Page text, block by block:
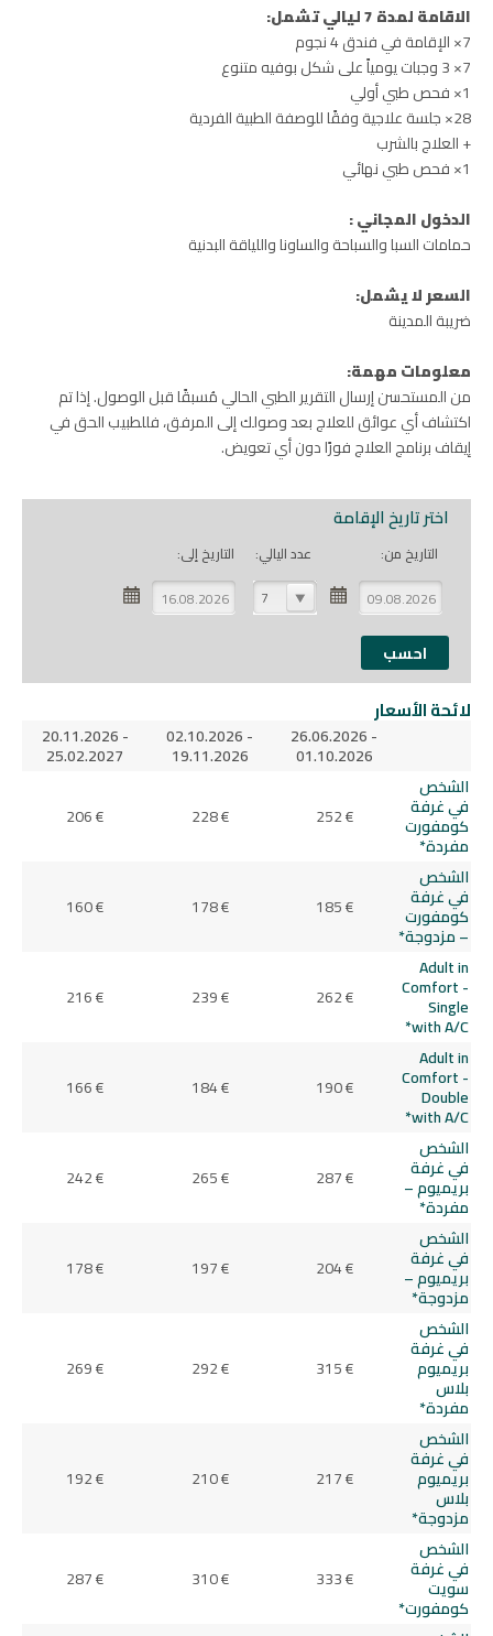
الاقامة لمدة 7 ليالي تشمل:
7× الإقامة في فندق 4 نجوم
7× 3 وجبات يومياً على شكل بوفيه متنوع
1× فحص طبي أولي
28× جلسة علاجية وفقًا للوصفة الطبية الفردية
+ العلاج بالشرب
1× فحص طبي نهائي
الدخول المجاني :
حمامات السبا والسباحة والساونا واللياقة البدنية
السعر لا يشمل:
ضريبة المدينة
معلومات مهمة:
من المستحسن إرسال التقرير الطبي الحالي مُسبقًا قبل الوصول. إذا تم
اكتشاف أي عوائق للعلاج بعد وصولك إلى المرفق، فللطبيب الحق في
إيقاف برنامج العلاج فورًا دون أي تعويض.
اختر تاريخ الإقامة
التاريخ من:
عدد اليالي:
7
التاريخ إلى:
لائحة الأسعار
26.06.2026 -
01.10.2026
02.10.2026 -
19.11.2026
20.11.2026 -
25.02.2027
الشخص
في غرفة
كومفورت
مفردة*
252 €
228 €
206 €
الشخص
في غرفة
كومفورت
– مزدوجة*
185 €
178 €
160 €
Adult in
Comfort -
Single
with A/C*
262 €
239 €
216 €
Adult in
Comfort -
Double
with A/C*
190 €
184 €
166 €
الشخص
في غرفة
بريميوم –
مفردة*
287 €
265 €
242 €
الشخص
في غرفة
بريميوم –
مزدوجة*
204 €
197 €
178 €
الشخص
في غرفة
بريميوم
بلاس
مفردة*
315 €
292 €
269 €
الشخص
في غرفة
بريميوم
بلاس
مزدوجة*
217 €
210 €
192 €
الشخص
في غرفة
سويت
كومفورت*
333 €
310 €
287 €